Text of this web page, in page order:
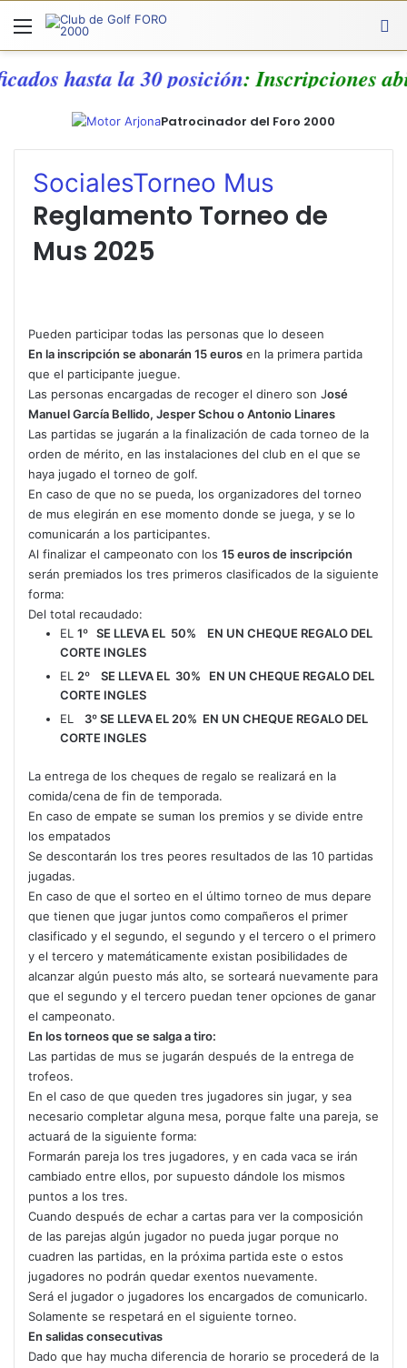
Menú
hasta la 30 posición: Inscripciones
Patrocinador del Foro 2000
SocialesTorneo Mus
Reglamento Torneo de
Mus 2025
Pueden participar todas las personas que lo deseen
En la inscripción se abonarán 15 euros en la primera partida
que el participante juegue.
Las personas encargadas de recoger el dinero son José
Manuel García Bellido, Jesper Schou o Antonio Linares
Las partidas se jugarán a la finalización de cada torneo de la
orden de mérito, en las instalaciones del club en el que se
haya jugado el torneo de golf.
En caso de que no se pueda, los organizadores del torneo
de mus elegirán en ese momento donde se juega, y se lo
comunicarán a los participantes.
Al finalizar el campeonato con los 15 euros de inscripción
serán premiados los tres primeros clasificados de la siguiente
forma:
Del total recaudado:
EL 1º SE LLEVA EL 50%
EN UN CHEQUE REGALO DEL
CORTE INGLES
EL 2º SE LLEVA EL 30% EN UN CHEQUE REGALO DEL
CORTE INGLES
EL 3ºSE LLEVA EL 20% EN UN CHEQUE REGALO DEL
CORTE INGLES
La entrega de los cheques de regalo se realizará en la
comida/cena de fin de temporada.
En caso de empate se suman los premios y se divide entre
los empatados
Se descontarán los tres peores resultados de las 10 partidas
jugadas.
En caso de que el sorteo en el último torneo de mus depare
que tienen que jugar juntos como compañeros el primer
clasificado y el segundo, el segundo y el tercero o el primero
y el tercero y matemáticamente existan posibilidades de
alcanzar algún puesto más alto, se sorteará nuevamente para
que el segundo y el tercero puedan tener opciones de ganar
el campeonato.
En los torneos que se salga a tiro:
Las partidas de mus se jugarán después de la entrega de
trofeos.
En el caso de que queden tres jugadores sin jugar, y sea
necesario completar alguna mesa, porque falte una pareja, se
actuará de la siguiente forma:
Formarán pareja los tres jugadores, y en cada vaca se irán
cambiado entre ellos, por supuesto dándole los mismos
puntos a los tres.
Cuando después de echar a cartas para ver la composición
de las parejas algún jugador no pueda jugar porque no
cuadren las partidas, en la próxima partida este o estos
jugadores no podrán quedar exentos nuevamente.
Será el jugador o jugadores los encargados de comunicarlo.
Solamente se respetará en el siguiente torneo.
En salidas consecutivas
Dado que hay mucha diferencia de horario se procederá de la